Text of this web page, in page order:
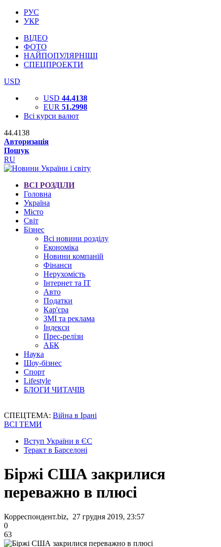
РУС
УКР
ВІДЕО
ФОТО
НАЙПОПУЛЯРНІШІ
СПЕЦПРОЕКТИ
USD
USD 44.4138
EUR 51.2998
Всі курси валют
44.4138
Авторизація
Пошук
RU
ВСІ РОЗДІЛИ
Головна
Україна
Місто
Світ
Бізнес
Всі новини розділу
Економіка
Новини компаній
Фінанси
Нерухомість
Інтернет та IT
Авто
Податки
Кар'єра
ЗМІ та реклама
Індекси
Прес-релізи
АБК
Наука
Шоу-бізнес
Спорт
Lifestyle
БЛОГИ ЧИТАЧІВ
СПЕЦТЕМА: Війна в Ірані
ВСІ ТЕМИ
Вступ України в ЄС
Теракт в Барселоні
Біржі США закрилися
переважно в плюсі
Корреспондент.biz, 27 грудня 2019, 23:57
0
63